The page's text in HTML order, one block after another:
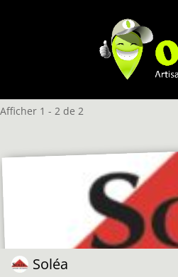
Afficher 1 - 2 de 2
Soléa